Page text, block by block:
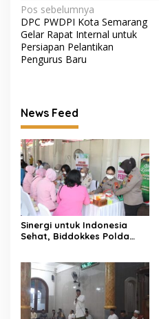
Navigasi
pos
Pos sebelumnya
DPC PWDPI Kota Semarang
Gelar Rapat Internal untuk
Persiapan Pelantikan
Pengurus Baru
News Feed
Sinergi untuk Indonesia
Sehat, Biddokkes Polda
Indonesia IV